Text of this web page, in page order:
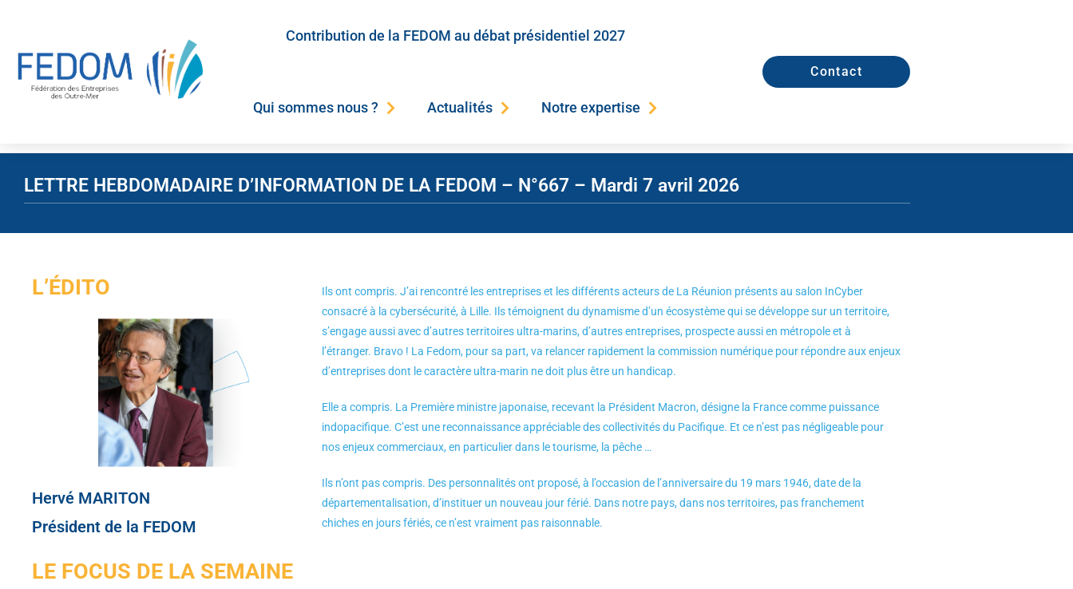
Contribution de la FEDOM au débat présidentiel 2027
Qui sommes nous ? Actualités Notre expertise
Contact
LETTRE HEBDOMADAIRE D’INFORMATION DE LA FEDOM – N°667 – Mardi 7 avril 2026
L’ÉDITO
Hervé MARITON
Président de la FEDOM
Ils ont compris. J’ai rencontré les entreprises et les différents acteurs de La Réunion présents au salon InCyber
consacré à la cybersécurité, à Lille. Ils témoignent du dynamisme d’un écosystème qui se développe sur un territoire,
s’engage aussi avec d’autres territoires ultra-marins, d’autres entreprises, prospecte aussi en métropole et à
l’étranger. Bravo ! La Fedom, pour sa part, va relancer rapidement la commission numérique pour répondre aux enjeux
d’entreprises dont le caractère ultra-marin ne doit plus être un handicap.
Elle a compris. La Première ministre japonaise, recevant la Président Macron, désigne la France comme puissance
indopacifique. C’est une reconnaissance appréciable des collectivités du Pacifique. Et ce n’est pas négligeable pour
nos enjeux commerciaux, en particulier dans le tourisme, la pêche …
Ils n’ont pas compris. Des personnalités ont proposé, à l’occasion de l’anniversaire du 19 mars 1946, date de la
départementalisation, d’instituer un nouveau jour férié. Dans notre pays, dans nos territoires, pas franchement
chiches en jours fériés, ce n’est vraiment pas raisonnable.
LE FOCUS DE LA SEMAINE